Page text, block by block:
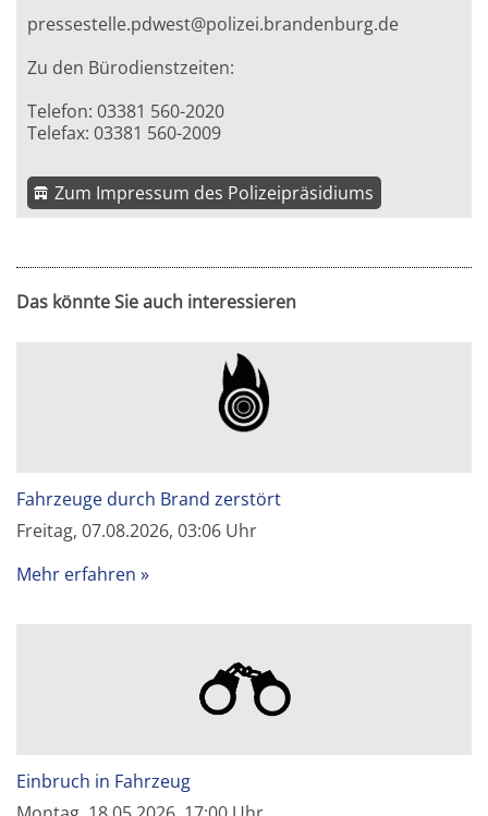
pressestelle.pdwest@polizei.brandenburg.de
Zu den Bürodienstzeiten:
Telefon: 03381 560-2020
Telefax: 03381 560-2009
Zum Impressum des Polizeipräsidiums
Das könnte Sie auch interessieren
Fahrzeuge durch Brand zerstört
Freitag, 07.08.2026, 03:06 Uhr
Mehr erfahren
Einbruch in Fahrzeug